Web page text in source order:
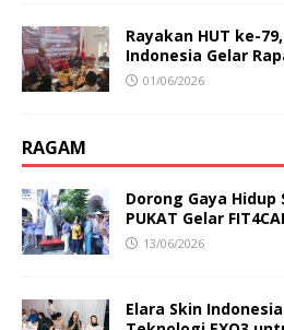
Rayakan HUT ke-
Indonesia Gelar
01/06/2026
RAGAM
Dorong Gaya Hidup
PUKAT Gelar
13/06/2026
Elara Skin